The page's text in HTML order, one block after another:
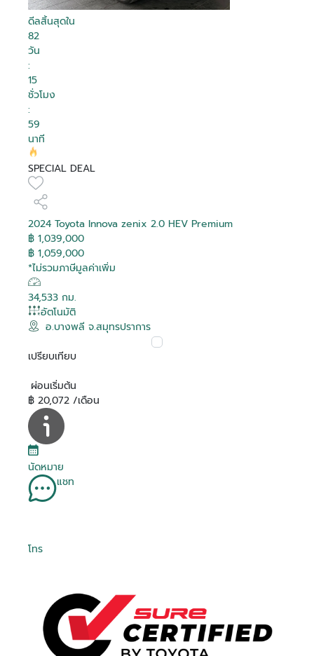
ดีลสิ้นสุดใน
82
วัน
:
15
ชั่วโมง
:
59
นาที
SPECIAL DEAL
2024 Toyota Innova zenix 2.0 HEV Premium
฿ 1,039,000
฿ 1,059,000
*ไม่รวมภาษีมูลค่าเพิ่ม
34,533 กม.
อัตโนมัติ
อ.บางพลี จ.สมุทรปราการ
เปรียบเทียบ
ผ่อนเริ่มต้น
฿ 20,072 /เดือน
นัดหมาย
แชท
โทร